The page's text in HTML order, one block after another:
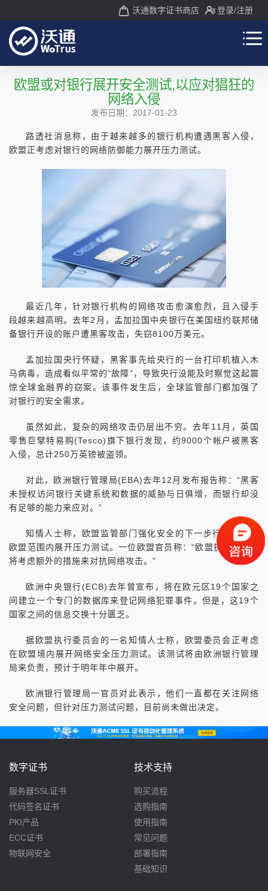
沃通数字证书商店 登录/注册
欧盟或对银行展开安全测试,以应对猖狂的
网络入侵
发布日期：2017-01-23
路透社消息称，由于越来越多的银行机构遭遇黑客入侵，
欧盟正考虑对银行的网络防御能力展开压力测试。
最近几年，针对银行机构的网络攻击愈演愈烈，且入侵手
段越来越高明。去年2月，孟加拉国中央银行在美国纽约联邦储
备银行开设的账户遭黑客攻击，失窃8100万美元。
孟加拉国央行怀疑，黑客事先给央行的一台打印机植入木
马病毒，造成看似平常的“故障”，导致央行没能及时察觉这起震
惊全球金融界的窃案。该事件发生后，全球监管部门都加强了
对银行的安全需求。
虽然如此，复杂的网络攻击仍层出不穷。去年11月，英国
零售巨擘特易购(Tesco)旗下银行发现，约9000个帐户被黑客
入侵，总计250万英镑被盗领。
对此，欧洲银行管理局(EBA)去年12月发布报告称：“黑客
未授权访问银行关键系统和数据的威胁与日俱增，而银行却没
有足够的能力来应对。”
知情人士称，欧盟监管部门强化安全的下一步行动将是在
欧盟范围内展开压力测试。一位欧盟官员称：“欧盟执行委员会
将考虑额外的措施来对抗网络攻击。”
欧洲中央银行(ECB)去年曾宣布，将在欧元区19个国家之
间建立一个专门的数据库来登记网络犯罪事件。但是，这19个
国家之间的信息交换十分匮乏。
据欧盟执行委员会的一名知情人士称，欧盟委员会正考虑
在欧盟境内展开网络安全压力测试。该测试将由欧洲银行管理
局来负责，预计于明年年中展开。
欧洲银行管理局一官员对此表示，他们一直都在关注网络
安全问题，但针对压力测试问题，目前尚未做出决定。
数字证书
服务器SSL证书
代码签名证书
PKI产品
ECC证书
物联网安全
技术支持
购买流程
选购指南
使用指南
常见问题
部署指南
基础知识